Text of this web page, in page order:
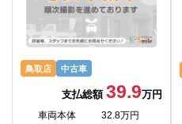
鳥取店 中古車
支払総額 39.9万円
車両本体
32.8万円